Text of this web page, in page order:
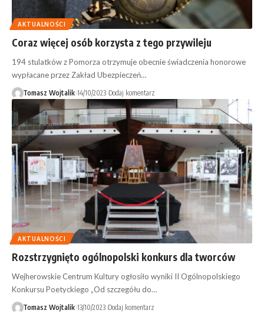
AKTUALNOŚCI
Coraz więcej osób korzysta z tego przywileju
194 stulatków z Pomorza otrzymuje obecnie świadczenia honorowe
wypłacane przez Zakład Ubezpieczeń…
Tomasz Wojtalik 14/10/2023 Dodaj komentarz
AKTUALNOŚCI
Rozstrzygnięto ogólnopolski konkurs dla tworców
Wejherowskie Centrum Kultury ogłosiło wyniki II Ogólnopolskiego
Konkursu Poetyckiego „Od szczegółu do…
Tomasz Wojtalik 13/10/2023 Dodaj komentarz